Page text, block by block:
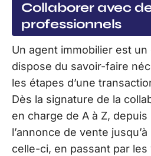
Collaborer avec
professionnels
Un agent immobilier est
dispose du savoir-faire
les étapes d’une
Dès la signature de la
en charge de A à Z,
l’annonce de vente
celle-ci, en passant par